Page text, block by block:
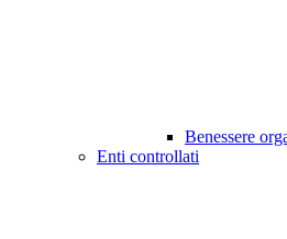
Benessere
Enti controllati